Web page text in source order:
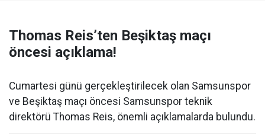
Thomas Reis’ten Beşiktaş maçı
öncesi açıklama!
Cumartesi günü gerçekleştirilecek olan Samsunspor
ve Beşiktaş maçı öncesi Samsunspor teknik
direktörü Thomas Reis, önemli açıklamalarda bulundu.